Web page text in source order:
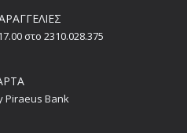
στο 2310.028.375
Piraeus Bank